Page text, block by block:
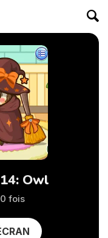
Owl
fois